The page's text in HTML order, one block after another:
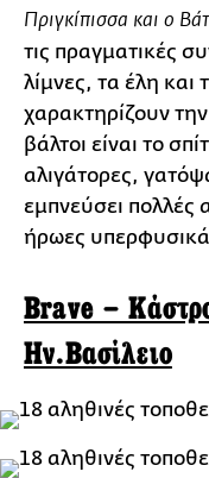
Πριγκίπισσα και ο
τις πραγματικές
λίμνες, τα έλη και
χαρακτηρίζουν την
βάλτοι είναι το
αλιγάτορες,
εμπνεύσει πολλές
ήρωες
Brave –
Ην.Βασίλειο